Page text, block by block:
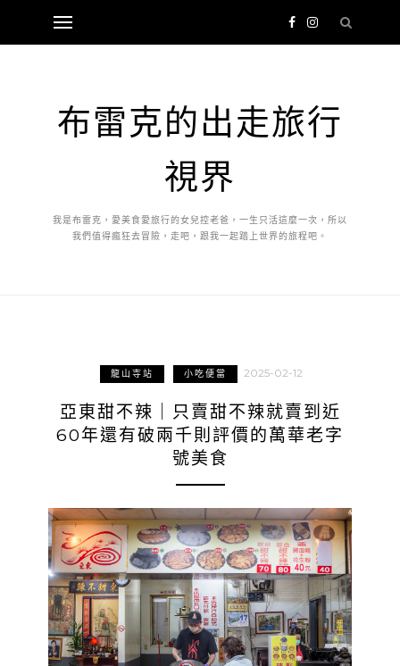
布雷克的出走旅行
視界
我是布雷克，愛美食愛旅行的女兒控老爸，一生只活這麼一次，所以
我們值得瘋狂去冒險，走吧，跟我一起踏上世界的旅程吧。
龍山寺站 小吃便當 2025-02-12
亞東甜不辣｜只賣甜不辣就賣到近
60年還有破兩千則評價的萬華老字
號美食